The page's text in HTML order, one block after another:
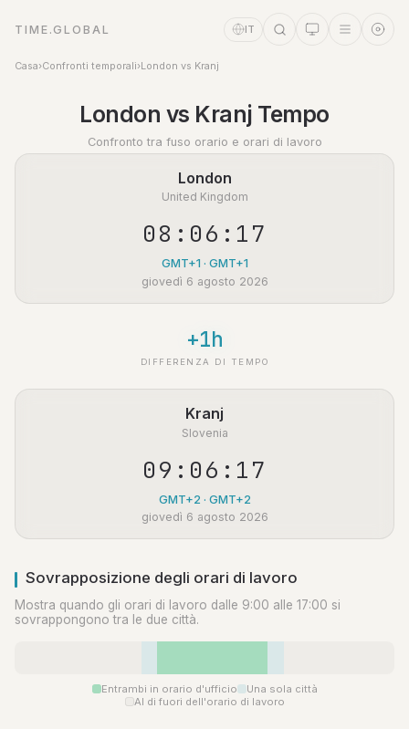
TIME.GLOBAL IT
Casa›Confronti temporali›London vs Kranj
London vs Kranj Tempo
Confronto tra fuso orario e orari di lavoro
London
United Kingdom
08:06:18
GMT+1 · GMT+1
giovedì 6 agosto 2026
+1h
DIFFERENZA DI TEMPO
Kranj
Slovenia
09:06:18
GMT+2 · GMT+2
giovedì 6 agosto 2026
Sovrapposizione degli orari di lavoro
Mostra quando gli orari di lavoro dalle 9:00 alle 17:00 si
sovrappongono tra le due città.
Entrambi in orario d'ufficio
Una sola città
Al di fuori dell'orario di lavoro
Assistente a tempo
Online